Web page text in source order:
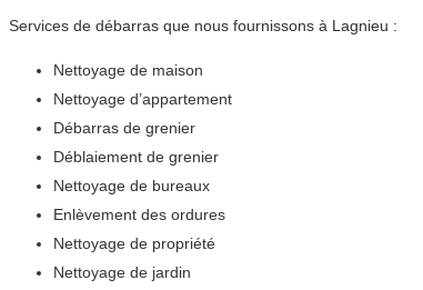
Services de débarras que nous fournissons à Lagnieu :
Nettoyage de maison
Nettoyage d’appartement
Débarras de grenier
Déblaiement de grenier
Nettoyage de bureaux
Enlèvement des ordures
Nettoyage de propriété
Nettoyage de jardin